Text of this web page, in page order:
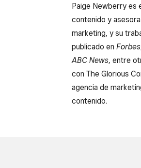
Paige Newberry es
contenido y
marketing, y su
publicado en Forbes
ABC News, entre
con The Glorious
agencia de
contenido.